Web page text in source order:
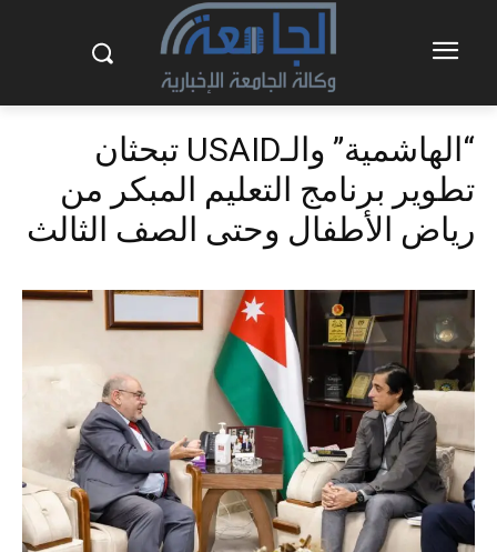
“الهاشمية” والـUSAID تبحثان
تطوير برنامج التعليم المبكر من
رياض الأطفال وحتى الصف الثالث